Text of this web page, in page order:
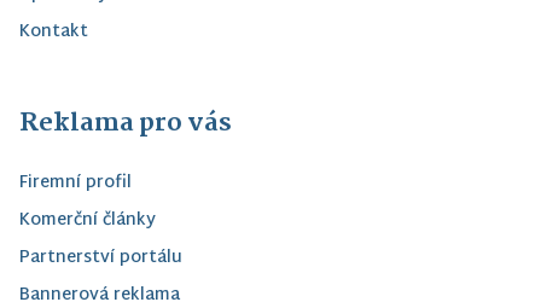
Kontakt
Reklama pro vás
Firemní profil
Komerční články
Partnerství portálu
Bannerová reklama